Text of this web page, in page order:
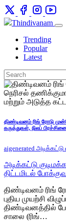
Thindivanam
Trending
Popular
Latest
திண்டிவனம் ரிங் ரோடு
கருத்துகள், நிலப்
aigenerated அடிக்கட்டு
அடிக்கட்டு
திட்டமிடல்
திண்டிவனம் ரிங்
புதிய முயற்சி
திண்டிவனத்தில்
சாலை (ரிங்…